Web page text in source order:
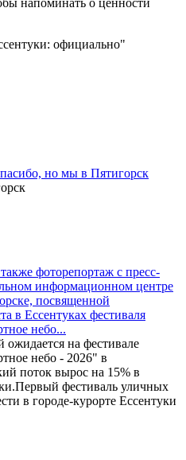
официально"
но мы в Пятигорск
фоторепортаж с пресс-
информационном центре
посвященной
в Ессентуках фестиваля
небо...
ожидается на фестивале
небо - 2026" в
поток вырос на 15% в
фестиваль уличных
в городе-курорте Ессентуки